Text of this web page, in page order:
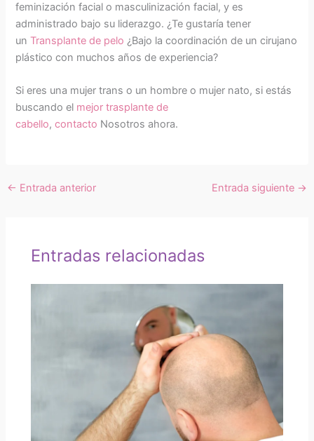
feminización facial o masculinización facial, y es
administrado bajo su liderazgo. ¿Te gustaría tener
unTransplante de pelo ¿Bajo la coordinación de un cirujano
plástico con muchos años de experiencia?
Si eres una mujer trans o un hombre o mujer nato, si estás
buscando el mejor trasplante de
cabello,contacto Nosotros ahora.
← Entrada anterior Entrada siguiente →
Entradas relacionadas